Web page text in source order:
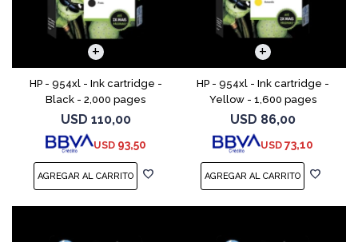
HP - 954xl - Ink cartridge -
Black - 2,000 pages
USD 110,00
USD 93,50
HP - 954xl - Ink cartridge -
Yellow - 1,600 pages
USD 86,00
USD 73,10